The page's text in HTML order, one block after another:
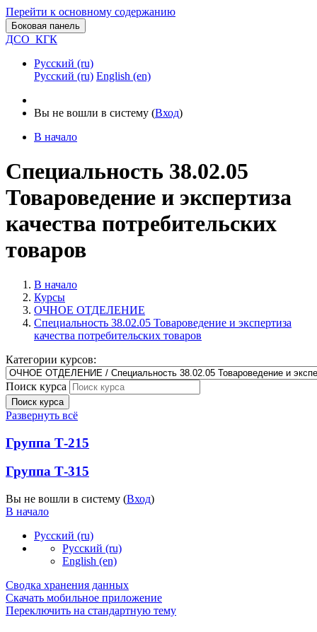
Перейти к основному содержанию
Боковая панель
ДСО_КГК
Русский ‎(ru)‎
Русский ‎(ru)‎ English ‎(en)‎
Вы не вошли в систему (Вход)
В начало
Специальность 38.02.05
Товароведение и экспертиза
качества потребительских
товаров
В начало
Курсы
ОЧНОЕ ОТДЕЛЕНИЕ
Специальность 38.02.05 Товароведение и экспертиза
качества потребительских товаров
Категории курсов:
Поиск курса
Поиск курса
Развернуть всё
Группа Т-215
Группа Т-315
Вы не вошли в систему (Вход)
В начало
Русский ‎(ru)‎
Русский ‎(ru)‎
English ‎(en)‎
Сводка хранения данных
Скачать мобильное приложение
Переключить на стандартную тему